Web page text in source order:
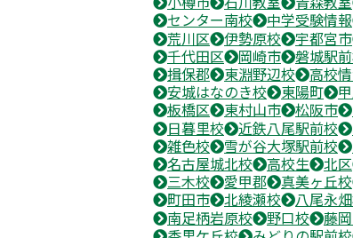
センター南校
中学受験情報
荒川区
伊勢原校 宇都宮市
千代田区
岡崎市 磐城駅
揖保郡
東淵野辺校 高校
安城はなのき校
東陽町
板橋区
東村山市 松阪市
日暮里校
近鉄八尾駅前校
雑色校
雪が谷大塚駅前校
名古屋城北校
高校生 北区
三木校
愛甲郡 真美ヶ丘校
町田市
北綾瀬校 八尾永
南足柄岩原校
野口校 藤